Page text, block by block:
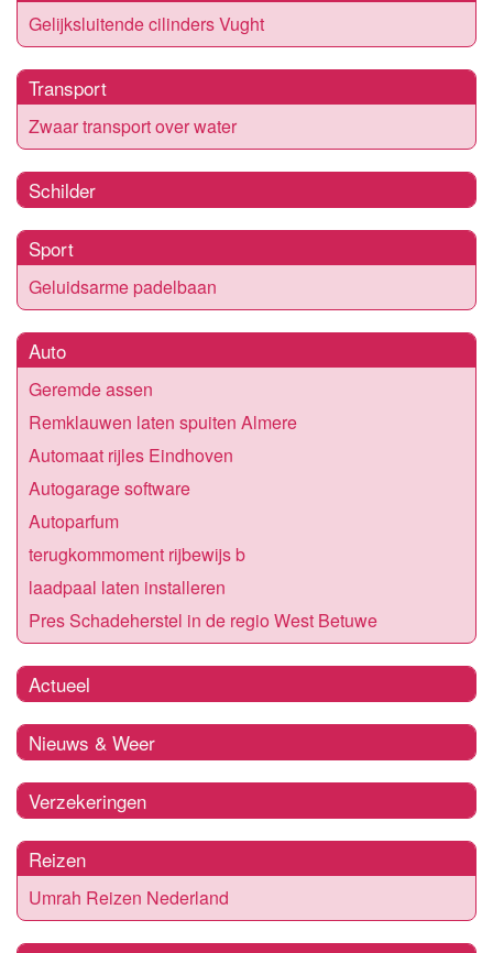
Gelijksluitende cilinders Vught
Transport
Zwaar transport over water
Schilder
Sport
Geluidsarme padelbaan
Auto
Geremde assen
Remklauwen laten spuiten Almere
Automaat rijles Eindhoven
Autogarage software
Autoparfum
terugkommoment rijbewijs b
laadpaal laten installeren
Pres Schadeherstel in de regio West Betuwe
Actueel
Nieuws & Weer
Verzekeringen
Reizen
Umrah Reizen Nederland